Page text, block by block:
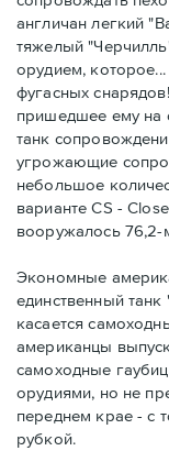
англичан легкий
тяжелый
орудием,
фугасных
пришедшее ему на
танк
угрожающие
небольшое
варианте CS -
вооружалось
Экономные
единственный
касается
американцы
самоходные
орудиями, но не
переднем крае - с
рубкой.